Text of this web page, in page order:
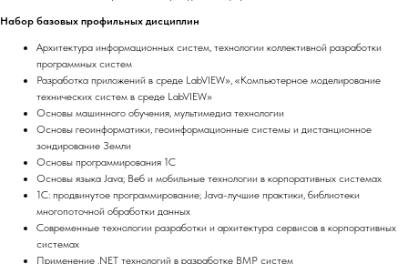
Набор базовых профильных дисциплин
Архитектура информационных систем, технологии коллективной разработки
программных систем
Разработка приложений в среде LabVIEW», «Компьютерное моделирование
технических систем в среде LabVIEW»
Основы машинного обучения, мультимедиа технологии
Основы геоинформатики, геоинформационные системы и дистанционное
зондирование Земли
Основы программирования 1С
Основы языка Java; Веб и мобильные технологии в корпоративных системах
1С: продвинутое программирование; Java-лучшие практики, библиотеки
многопоточной обработки данных
Современные технологии разработки и архитектура сервисов в корпоративных
системах
Применение .NET технологий в разработке BMP систем